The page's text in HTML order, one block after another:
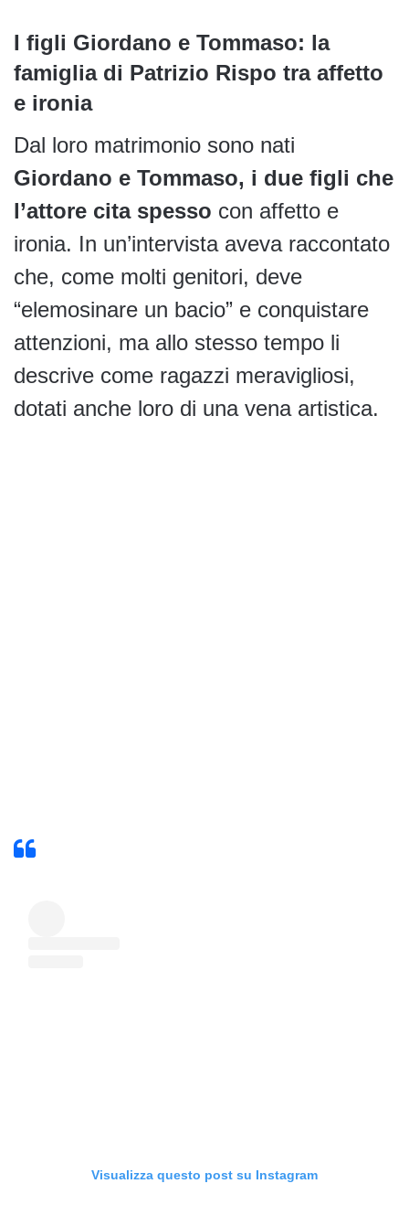
I figli Giordano e Tommaso: la
famiglia di Patrizio Rispo tra affetto
e ironia
Dal loro matrimonio sono nati
Giordano e Tommaso, i due figli che
l’attore cita spesso con affetto e
ironia. In un’intervista aveva raccontato
che, come molti genitori, deve
“elemosinare un bacio” e conquistare
attenzioni, ma allo stesso tempo li
descrive come ragazzi meravigliosi,
dotati anche loro di una vena artistica.
Visualizza questo post su Instagram